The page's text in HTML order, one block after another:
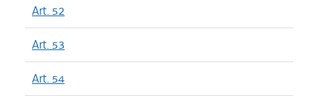
Art. 52
Art. 53
Art. 54